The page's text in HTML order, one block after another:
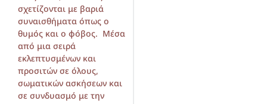
σχετίζονται με βαριά
συναισθήματα όπως ο
θυμός και ο φόβος. Μέσα
από μια σειρά
εκλεπτυσμένων και
προσιτών σε όλους,
σωματικών ασκήσεων και
σε συνδυασμό με την